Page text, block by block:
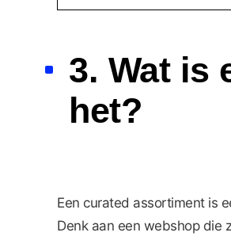
3. Wat is
het?
Een curated assortiment is
Denk aan een webshop die